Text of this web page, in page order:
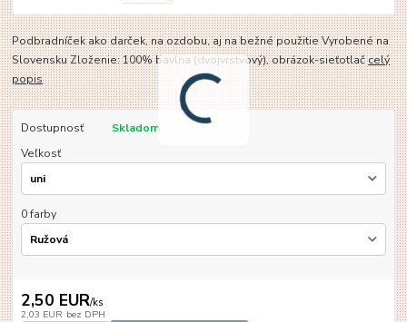
Podbradníček ako darček, na ozdobu, aj na bežné použitie Vyrobené na
Slovensku Zloženie: 100% bavlna (dvojvrstvový), obrázok-sieťotlačcelý
popis
Dostupnosť
Skladom
Veľkosť
0 farby
2,50 EUR/ks
2,03 EUR bez DPH